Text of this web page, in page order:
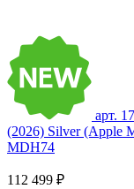
арт.
(2026) Silver (Apple
MDH74
112 499 ₽